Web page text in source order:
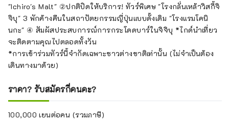
"Ichiro's Malt" ②ปกติปิดให้บริการ! ทัวร์พิเศษ "โรงกลั่นเหล้าวิสกี้จิ
จิบุ" 3 พักค้างคืนในสถาปัตยกรรมญี่ปุ่นแบบดั้งเดิม "โรงแรมโคนิ
นกะ" ④ สัมผัสประสบการณ์การกระโดดบาร์ในจิจิบุ *ไกด์นำเที่ยว
จะติดตามคุณไปตลอดทั้งวัน
*การเข้าร่วมทัวร์นี้จำกัดเฉพาะชาวต่างชาติเท่านั้น (ไม่จำเป็นต้อง
เดินทางมาด้วย)
ราคา? รับสมัครกี่คนคะ?
100,000 เยนต่อคน (รวมภาษี)